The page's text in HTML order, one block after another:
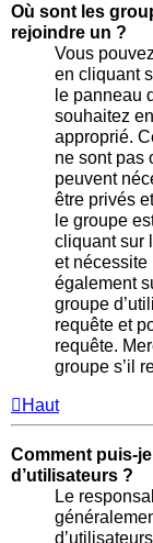
Où sont les
rejoindre un ?
Vous
en cliquant
le panneau
souhaitez
approprié.
ne sont pas
peuvent
être privés
le groupe
cliquant sur
et nécessite
également
groupe
requête et
requête.
groupe s’il
Haut
Comment puis-
d’utilisateurs ?
Le